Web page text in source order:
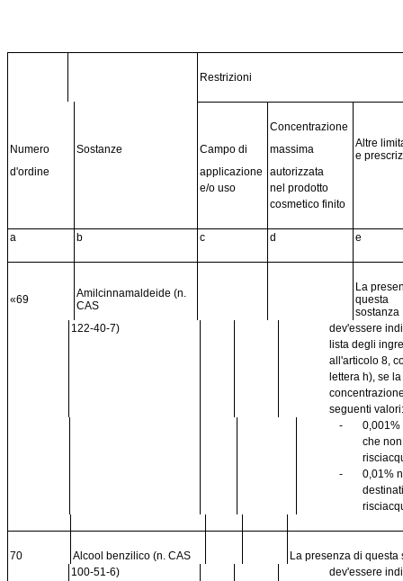
Restrizioni
Concentrazione
Numero
Sostanze Campo di massima
Altre
e
d'ordine
applicazione
autorizzata
e/o uso
nel prodotto
cosmetico finito
a b c d e
«69
Amilcinnamaldeide (n.
CAS
La
questa
sostanza
122-40-7)
dev'essere
lista degli
all'articolo 8,
lettera h), se
seguenti
-
che
-
0,01%
70 Alcool benzilico (n. CAS
La presenza di
100-51-6)
dev'essere